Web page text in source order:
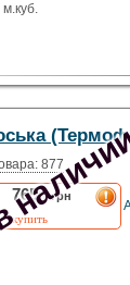
877
7650грн
купить